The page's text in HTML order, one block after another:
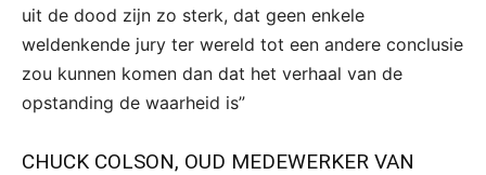
uit de dood zijn zo sterk, dat geen enkele
weldenkende jury ter wereld tot een andere conclusie
zou kunnen komen dan dat het verhaal van de
opstanding de waarheid is”
CHUCK COLSON, OUD MEDEWERKER VAN